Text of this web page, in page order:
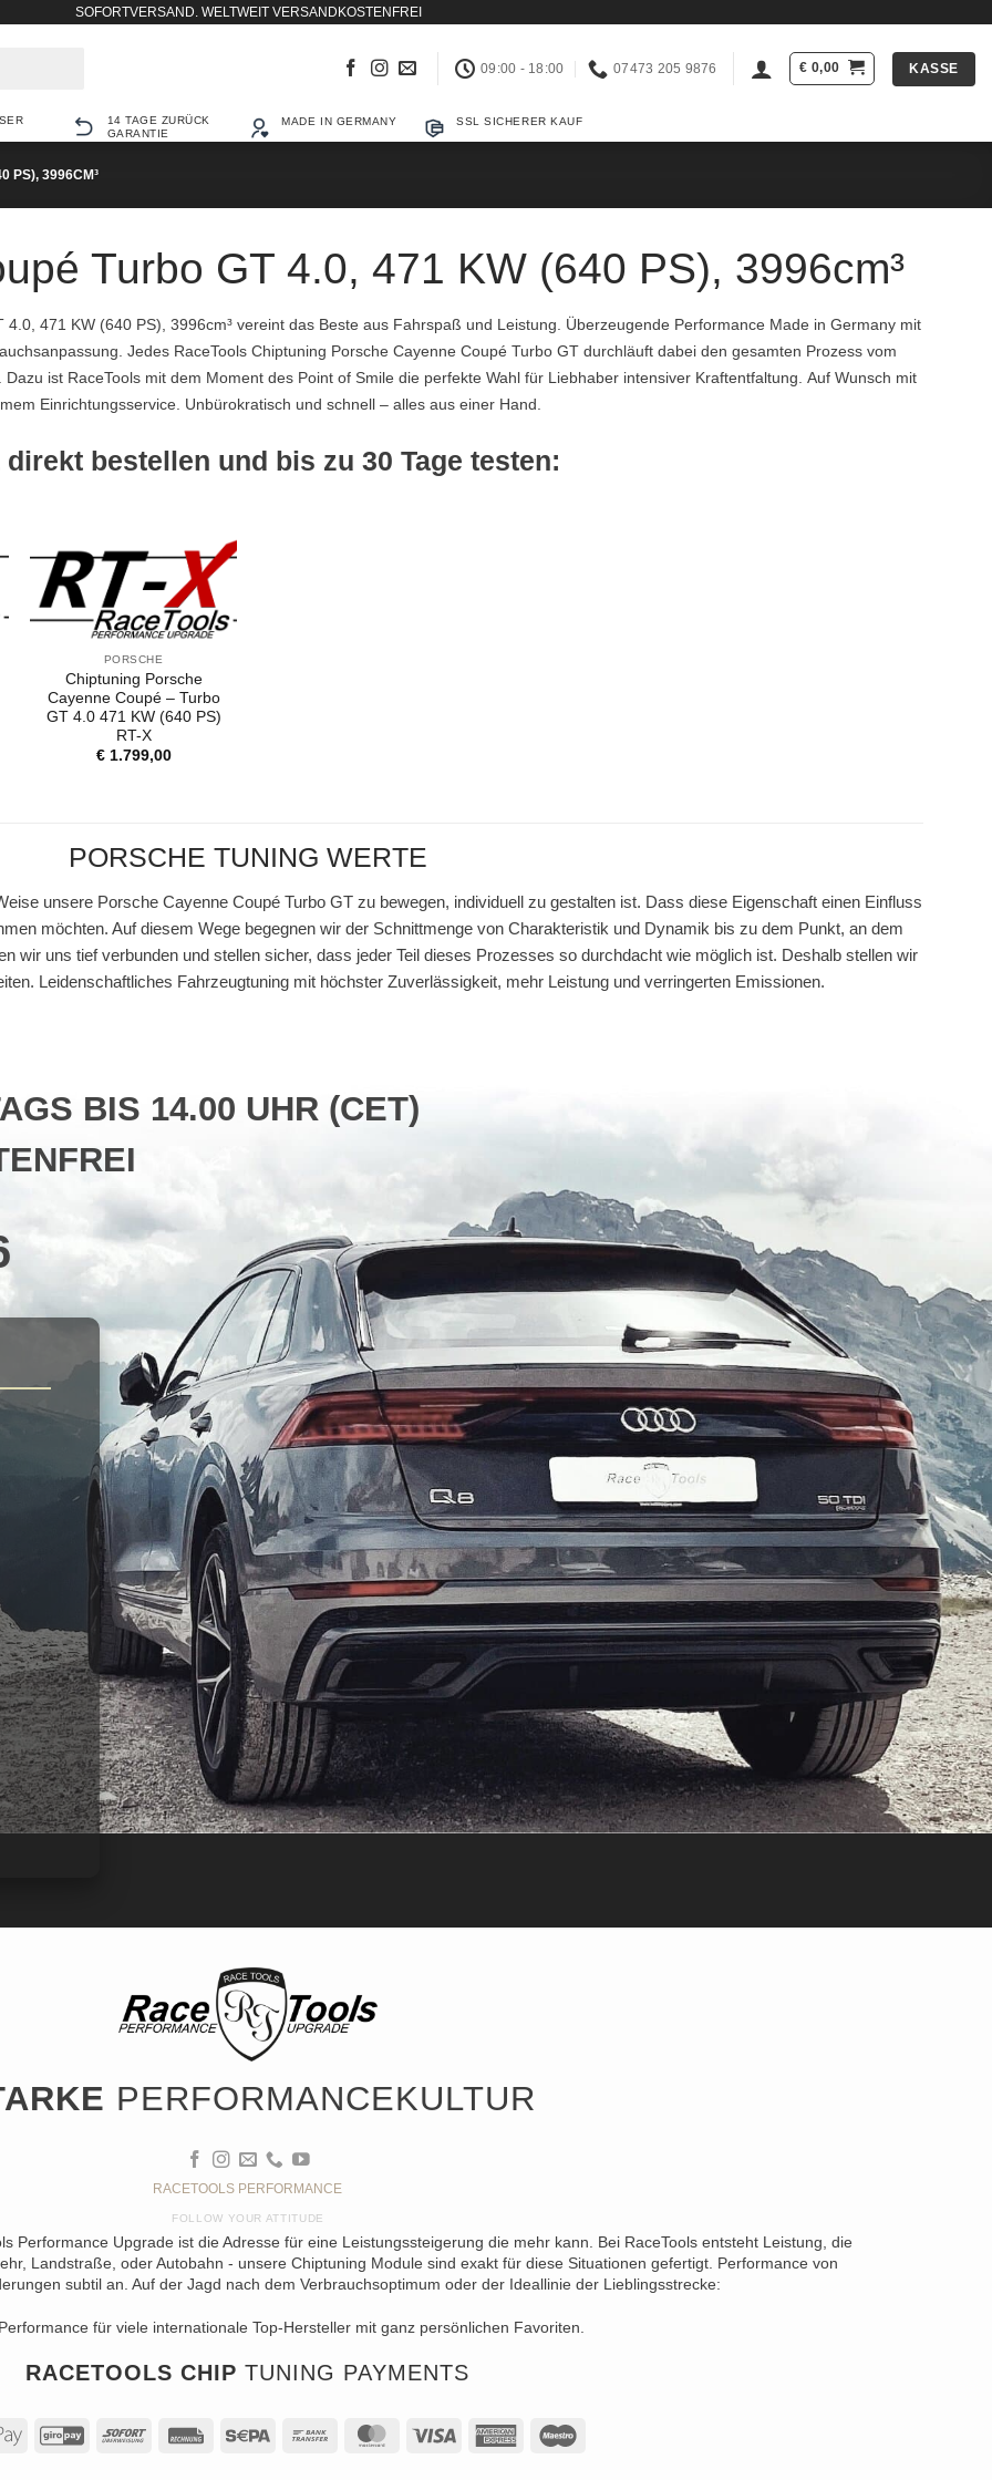
SOFORTVERSAND. WELTWEIT VERSANDKOSTENFREI
09:00 - 18:00 07473 205 9876 € 0,00 KASSE
14 TAGE ZURÜCK
GARANTIE
MADE IN GERMANY SSL SICHERER KAUF
PS), 3996CM³
Turbo GT 4.0, 471 KW (640 PS), 3996cm³
471 KW (640 PS), 3996cm³ vereint das Beste aus Fahrspaß und Leistung. Überzeugende Performance Made in Germany mit
Jedes RaceTools Chiptuning Porsche Cayenne Coupé Turbo GT durchläuft dabei den gesamten Prozess vom
ist RaceTools mit dem Moment des Point of Smile die perfekte Wahl für Liebhaber intensiver Kraftentfaltung. Auf Wunsch mit
Einrichtungsservice. Unbürokratisch und schnell – alles aus einer Hand.
bestellen und bis zu 30 Tage testen:
PORSCHE
Chiptuning Porsche
Cayenne Coupé – Turbo
GT 4.0 471 KW (640 PS)
RT-X
€1.799,00
PORSCHE TUNING WERTE
unsere Porsche Cayenne Coupé Turbo GT zu bewegen, individuell zu gestalten ist. Dass diese Eigenschaft einen Einfluss
möchten. Auf diesem Wege begegnen wir der Schnittmenge von Charakteristik und Dynamik bis zu dem Punkt, an dem
wir uns tief verbunden und stellen sicher, dass jeder Teil dieses Prozesses so durchdacht wie möglich ist. Deshalb stellen wir
Leidenschaftliches Fahrzeugtuning mit höchster Zuverlässigkeit, mehr Leistung und verringerten Emissionen.
BIS 14.00 UHR (CET)
PERFORMANCEKULTUR
RACETOOLS PERFORMANCE
FOLLOW YOUR ATTITUDE
Performance Upgrade ist die Adresse für eine Leistungssteigerung die mehr kann. Bei RaceTools entsteht Leistung, die
Landstraße, oder Autobahn - unsere Chiptuning Module sind exakt für diese Situationen gefertigt. Performance von
subtil an. Auf der Jagd nach dem Verbrauchsoptimum oder der Ideallinie der Lieblingsstrecke:
für viele internationale Top-Hersteller mit ganz persönlichen Favoriten.
RACETOOLS CHIP TUNING PAYMENTS
Apple
GiroPaySofort RechungSepa
Bank
MasterCard
Visa
American